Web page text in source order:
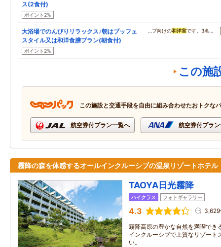
ス(2食付)
ポイント2%
大浴場でのんびりリラックス♪朝はブッフェ
スタイル又は和洋食膳プラン(朝食付)
ポイント2%
…プ向けの和洋室です。3名…
この施
この施設と交通手段を自由に組み合わせたおトクな
航空券付プラン一覧へ 航空券付プラ
霧降の森を体感するオールインクルーシブの温泉リゾートホテル
TAOYA日光霧降
ハイクラス フォトギャラリー
4.3
霧降高原の豊かな自然を満喫でき
インクルーシブで上質なリゾート
い。